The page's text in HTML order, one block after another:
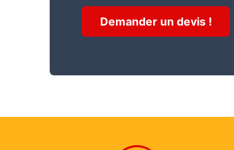
Demander un devis !